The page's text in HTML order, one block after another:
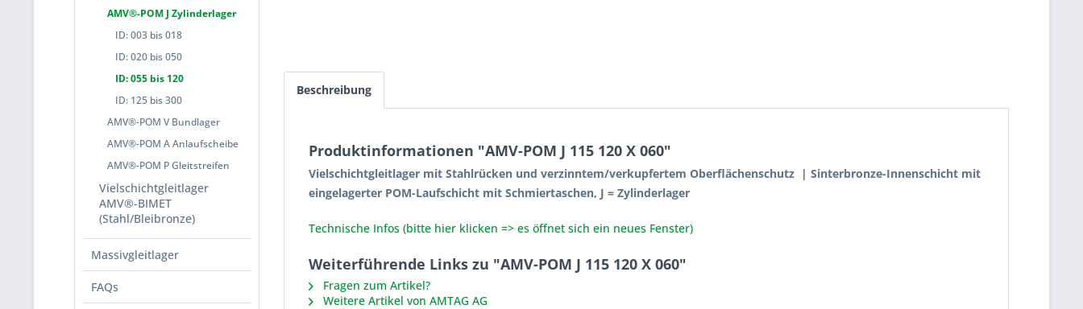
AMV®-POM J Zylinderlager
ID: 003 bis 018
ID: 020 bis 050
ID: 055 bis 120
ID: 125 bis 300
AMV®-POM V Bundlager
AMV®-POM A Anlaufscheibe
AMV®-POM P Gleitstreifen
Vielschichtgleitlager
AMV®-BIMET
(Stahl/Bleibronze)
Massivgleitlager
FAQs
Beschreibung
Produktinformationen "AMV-POM J 115 120 X 060"
Vielschichtgleitlager mit Stahlrücken und verzinntem/verkupfertem Oberflächenschutz | Sinterbronze-Innenschicht mit
eingelagerter POM-Laufschicht mit Schmiertaschen, J = Zylinderlager
Technische Infos (bitte hier klicken => es öffnet sich ein neues Fenster)
Weiterführende Links zu "AMV-POM J 115 120 X 060"
Fragen zum Artikel?
Weitere Artikel von AMTAG AG